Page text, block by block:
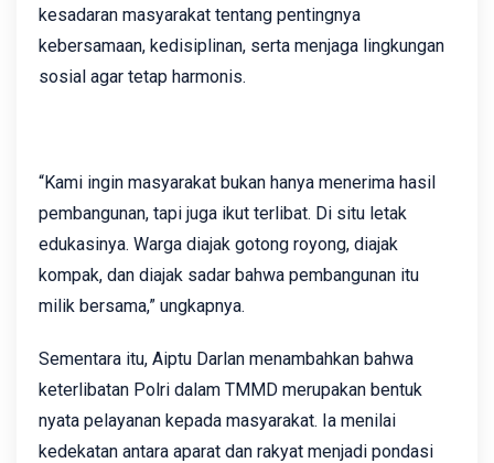
kesadaran masyarakat tentang pentingnya
kebersamaan, kedisiplinan, serta menjaga lingkungan
sosial agar tetap harmonis.
“Kami ingin masyarakat bukan hanya menerima hasil
pembangunan, tapi juga ikut terlibat. Di situ letak
edukasinya. Warga diajak gotong royong, diajak
kompak, dan diajak sadar bahwa pembangunan itu
milik bersama,” ungkapnya.
Sementara itu, Aiptu Darlan menambahkan bahwa
keterlibatan Polri dalam TMMD merupakan bentuk
nyata pelayanan kepada masyarakat. Ia menilai
kedekatan antara aparat dan rakyat menjadi pondasi